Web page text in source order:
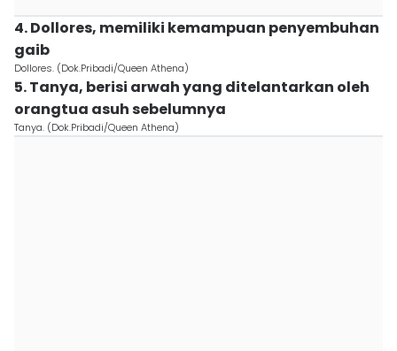
4. Dollores, memiliki kemampuan penyembuhan
gaib
Dollores. (Dok.Pribadi/Queen Athena)
5. Tanya, berisi arwah yang ditelantarkan oleh
orangtua asuh sebelumnya
Tanya. (Dok.Pribadi/Queen Athena)